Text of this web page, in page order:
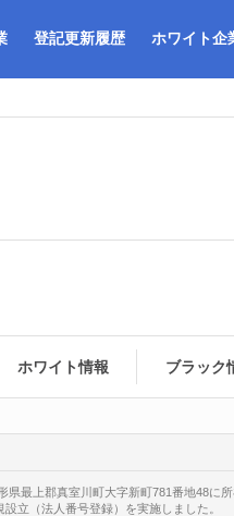
登記更新履歴 ホワイト企
ホワイト情報 ブラック
最上郡真室川町大字新町781番地48に
立（法人番号登録）を実施しました。